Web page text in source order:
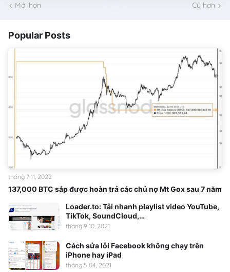
Mới hơn Cũ hơn
Popular Posts
137,000 BTC sắp được hoàn trả các chủ nợ Mt Gox sau 7 năm
tháng 7 11, 2022
Loader.to: Tải nhanh playlist video YouTube,
TikTok, SoundCloud,…
tháng 9 10, 2021
Cách sửa lỗi Facebook không chạy trên
iPhone hay iPad
tháng 5 04, 2021